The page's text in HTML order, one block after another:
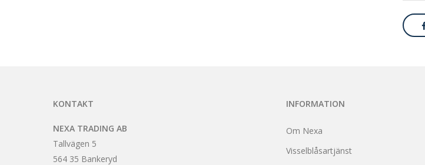
KONTAKT
NEXA TRADING AB
Tallvägen 5
564 35 Bankeryd
INFORMATION
Om Nexa
Visselblåsartjänst